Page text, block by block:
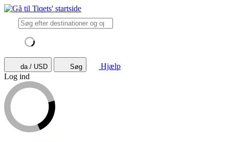
da / USD Søg
Hjælp
Log ind